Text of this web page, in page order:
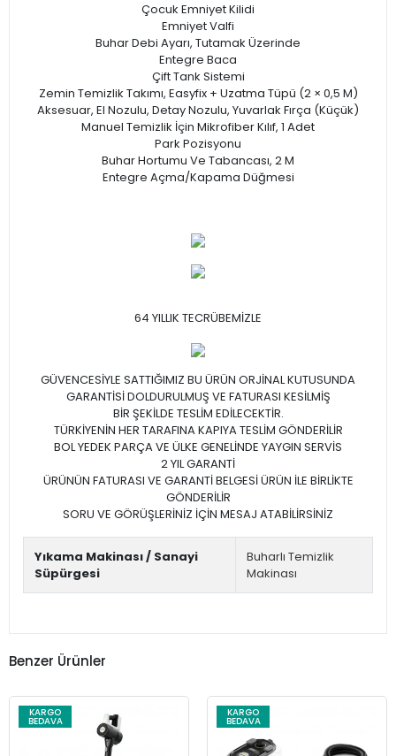
Çocuk Emniyet Kilidi
Emniyet Valfi
Buhar Debi Ayarı, Tutamak Üzerinde
Entegre Baca
Çift Tank Sistemi
Zemin Temizlik Takımı, Easyfix + Uzatma Tüpü (2 × 0,5 M)
Aksesuar, El Nozulu, Detay Nozulu, Yuvarlak Fırça (Küçük)
Manuel Temizlik İçin Mikrofiber Kılıf, 1 Adet
Park Pozisyonu
Buhar Hortumu Ve Tabancası, 2 M
Entegre Açma/Kapama Düğmesi
64 YILLIK TECRÜBEMİZLE
GÜVENCESİYLE SATTIĞIMIZ BU ÜRÜN ORJİNAL KUTUSUNDA
GARANTİSİ DOLDURULMUŞ VE FATURASI KESİLMİŞ
BİR ŞEKİLDE TESLİM EDİLECEKTİR.
TÜRKİYENİN HER TARAFINA KAPIYA TESLİM GÖNDERİLİR
BOL YEDEK PARÇA VE ÜLKE GENELİNDE YAYGIN SERVİS
2 YIL GARANTİ
ÜRÜNÜN FATURASI VE GARANTİ BELGESİ ÜRÜN İLE BİRLİKTE
GÖNDERİLİR
SORU VE GÖRÜŞLERİNİZ İÇİN MESAJ ATABİLİRSİNİZ
Yıkama Makinası / Sanayi
Süpürgesi
Buharlı Temizlik
Makinası
Benzer Ürünler
KARGO
BEDAVA
KARGO
BEDAVA